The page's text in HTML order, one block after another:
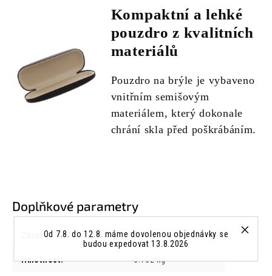
Od 7.8. do 12.8. máme dovolenou objednávky se
budou expedovat 13.8.2026
Kompaktní a lehké
pouzdro z kvalitních
materiálů
Pouzdro na brýle je vybaveno
vnitřním semišovým
materiálem, který dokonale
chrání skla před poškrábáním.
Doplňkové parametry
Záruka: 2 roky
Hmotnost: 0.102 kg